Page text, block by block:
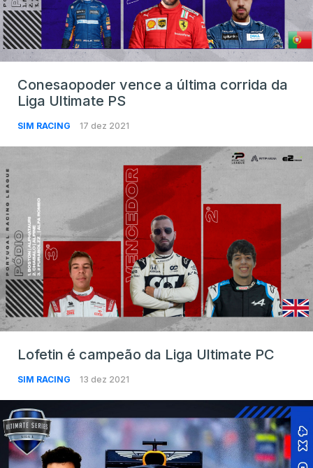
Conesaopoder vence a última corrida da
Liga Ultimate PS
SIM RACING 17 dez 2021
Lofetin é campeão da Liga Ultimate PC
SIM RACING 13 dez 2021